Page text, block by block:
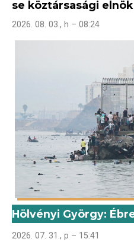
se köztársasági elnök
2026. 08. 03., h – 08:24
Hölvényi György:
2026. 07. 31., p – 15:41